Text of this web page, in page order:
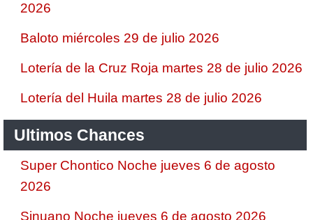
2026
Baloto miércoles 29 de julio 2026
Lotería de la Cruz Roja martes 28 de julio 2026
Lotería del Huila martes 28 de julio 2026
Ultimos Chances
Super Chontico Noche jueves 6 de agosto
2026
Sinuano Noche jueves 6 de agosto 2026